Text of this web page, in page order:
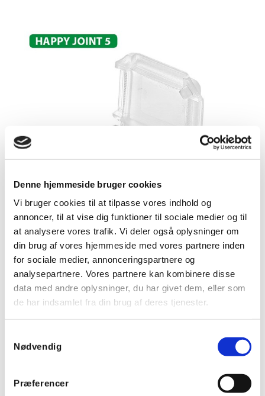
Denne hjemmeside bruger cookies
Vi bruger cookies til at tilpasse vores indhold og
annoncer, til at vise dig funktioner til sociale medier og til
at analysere vores trafik. Vi deler også oplysninger om
din brug af vores hjemmeside med vores partnere inden
for sociale medier, annonceringspartnere og
analysepartnere. Vores partnere kan kombinere disse
data med andre oplysninger, du har givet dem, eller som
de har indsamlet fra din brug af deres tjenester.
Nødvendig
Præferencer